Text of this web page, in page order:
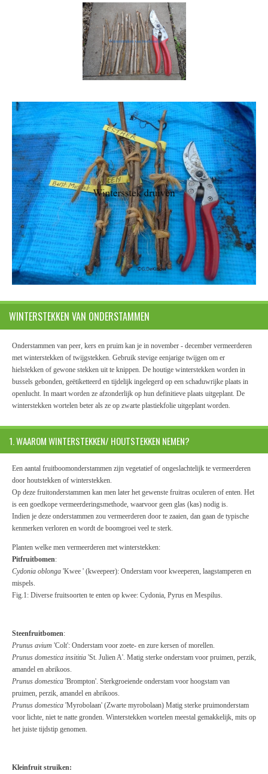
WINTERSTEKKEN VAN ONDERSTAMMEN
Onderstammen van peer, kers en pruim kan je in november - december vermeerderen
met winterstekken of twijgstekken. Gebruik stevige eenjarige twijgen om er
hielstekken of gewone stekken uit te knippen. De houtige winterstekken worden in
bussels gebonden, geëtiketteerd en tijdelijk ingelegerd op een schaduwrijke plaats in
openlucht. In maart worden ze afzonderlijk op hun definitieve plaats uitgeplant. De
winterstekken wortelen beter als ze op zwarte plastiekfolie uitgeplant worden.
1. WAAROM WINTERSTEKKEN/ HOUTSTEKKEN NEMEN?
Een aantal fruitboomonderstammen zijn vegetatief of ongeslachtelijk te vermeerderen
door houtstekken of winterstekken.
Op deze fruitonderstammen kan men later het gewenste fruitras oculeren of enten. Het
is een goedkope vermeerderingsmethode, waarvoor geen glas (kas) nodig is.
Indien je deze onderstammen zou vermeerderen door te zaaien, dan gaan de typische
kenmerken verloren en wordt de boomgroei veel te sterk.
Planten welke men vermeerderen met winterstekken:
Pitfruitbomen:
Cydonia oblonga 'Kwee ' (kweepeer): Onderstam voor kweeperen, laagstamperen en
mispels.
Fig.1: Diverse fruitsoorten te enten op kwee: Cydonia, Pyrus en Mespilus.
Steenfruitbomen:
Prunus avium 'Colt': Onderstam voor zoete- en zure kersen of morellen.
Prunus domestica insititia 'St. Julien A'. Matig sterke onderstam voor pruimen, perzik,
amandel en abrikoos.
Prunus domestica 'Brompton'. Sterkgroeiende onderstam voor hoogstam van
pruimen, perzik, amandel en abrikoos.
Prunus domestica 'Myrobolaan' (Zwarte myrobolaan) Matig sterke pruimonderstam
voor lichte, niet te natte gronden. Winterstekken wortelen meestal gemakkelijk, mits op
het juiste tijdstip genomen.
Kleinfruit struiken: